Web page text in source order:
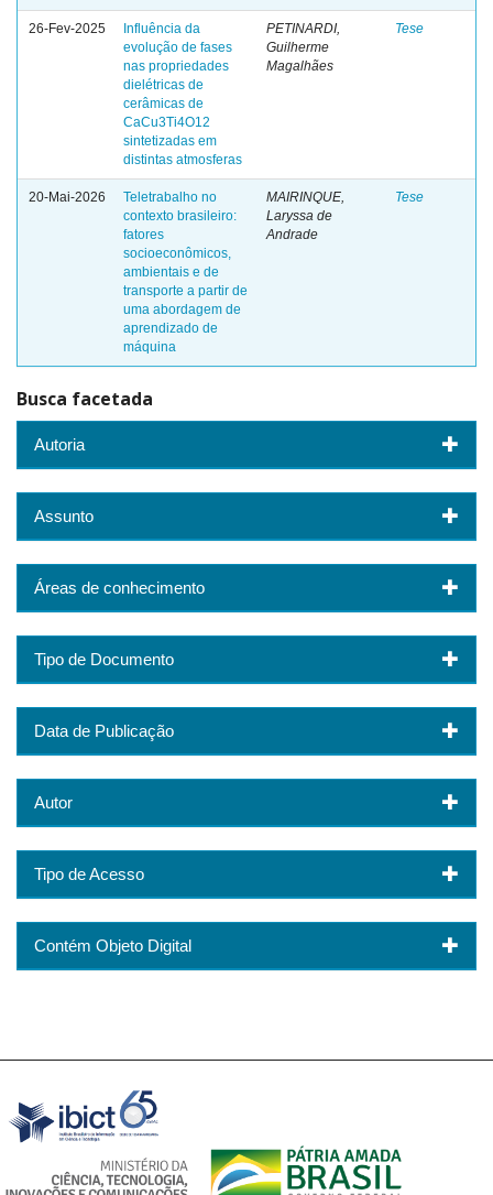
26-Fev-2025
Influência da
evolução de fases
nas propriedades
dielétricas de
cerâmicas de
CaCu3Ti4O12
sintetizadas em
distintas atmosferas
PETINARDI,
Guilherme
Magalhães
Tese
20-Mai-2026
Teletrabalho no
contexto brasileiro:
fatores
socioeconômicos,
ambientais e de
transporte a partir de
uma abordagem de
aprendizado de
máquina
MAIRINQUE,
Laryssa de
Andrade
Tese
Busca facetada
Autoria
Assunto
Áreas de conhecimento
Tipo de Documento
Data de Publicação
Autor
Tipo de Acesso
Contém Objeto Digital